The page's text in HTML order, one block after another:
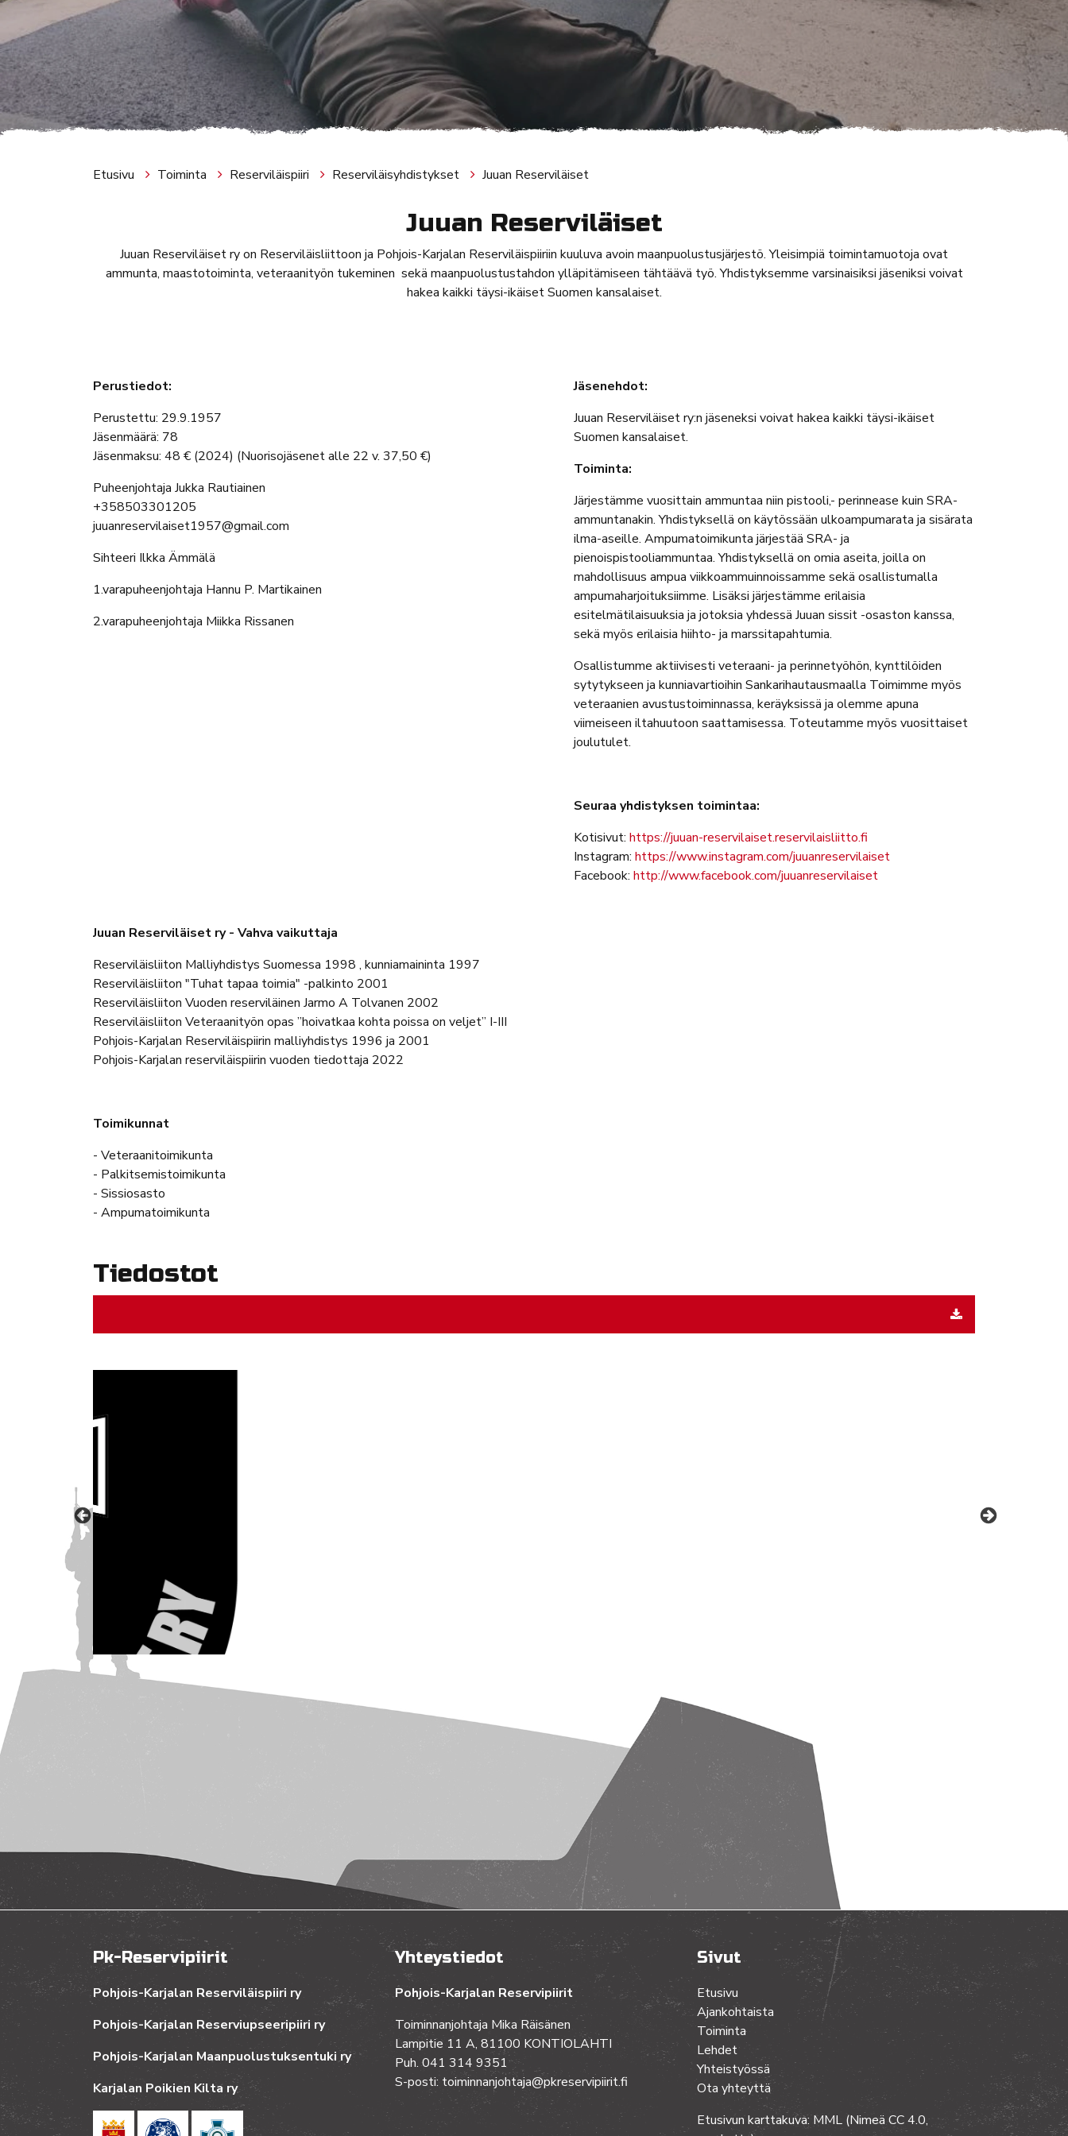
Etusivu Toiminta Reserviläispiiri Reserviläisyhdistykset Juuan Reserviläiset
Juuan Reserviläiset
Juuan Reserviläiset ry on Reserviläisliittoon ja Pohjois-Karjalan Reserviläispiiriin kuuluva avoin maanpuolustusjärjestö. Yleisimpiä toimintamuotoja ovat
ammunta, maastotoiminta, veteraanityön tukeminen sekä maanpuolustustahdon ylläpitämiseen tähtäävä työ. Yhdistyksemme varsinaisiksi jäseniksi voivat
hakea kaikki täysi-ikäiset Suomen kansalaiset.
Perustiedot:
Perustettu: 29.9.1957
Jäsenmäärä: 78
Jäsenmaksu: 48 € (2024) (Nuorisojäsenet alle 22 v. 37,50 €)
Puheenjohtaja Jukka Rautiainen
+358503301205
juuanreservilaiset1957@gmail.com
Sihteeri Ilkka Ämmälä
1.varapuheenjohtaja Hannu P. Martikainen
2.varapuheenjohtaja Miikka Rissanen
Jäsenehdot:
Juuan Reserviläiset ry:n jäseneksi voivat hakea kaikki täysi-ikäiset
Suomen kansalaiset.
Toiminta:
Järjestämme vuosittain ammuntaa niin pistooli,- perinnease kuin SRA-
ammuntanakin. Yhdistyksellä on käytössään ulkoampumarata ja sisärata
ilma-aseille. Ampumatoimikunta järjestää SRA- ja
pienoispistooliammuntaa. Yhdistyksellä on omia aseita, joilla on
mahdollisuus ampua viikkoammuinnoissamme sekä osallistumalla
ampumaharjoituksiimme. Lisäksi järjestämme erilaisia
esitelmätilaisuuksia ja jotoksia yhdessä Juuan sissit -osaston kanssa,
sekä myös erilaisia hiihto- ja marssitapahtumia.
Osallistumme aktiivisesti veteraani- ja perinnetyöhön, kynttilöiden
sytytykseen ja kunniavartioihin Sankarihautausmaalla Toimimme myös
veteraanien avustustoiminnassa, keräyksissä ja olemme apuna
viimeiseen iltahuutoon saattamisessa. Toteutamme myös vuosittaiset
joulutulet.
Seuraa yhdistyksen toimintaa:
Kotisivut: https://juuan-reservilaiset.reservilaisliitto.fi
Instagram: https://www.instagram.com/juuanreservilaiset
Facebook: http://www.facebook.com/juuanreservilaiset
Juuan Reserviläiset ry - Vahva vaikuttaja
Reserviläisliiton Malliyhdistys Suomessa 1998 , kunniamaininta 1997
Reserviläisliiton "Tuhat tapaa toimia" -palkinto 2001
Reserviläisliiton Vuoden reserviläinen Jarmo A Tolvanen 2002
Reserviläisliiton Veteraanityön opas ”hoivatkaa kohta poissa on veljet” I-III
Pohjois-Karjalan Reserviläispiirin malliyhdistys 1996 ja 2001
Pohjois-Karjalan reserviläispiirin vuoden tiedottaja 2022
Toimikunnat
- Veteraanitoimikunta
- Palkitsemistoimikunta
- Sissiosasto
- Ampumatoimikunta
Tiedostot
Pk-Reservipiirit
Pohjois-Karjalan Reserviläispiiri ry
Pohjois-Karjalan Reserviupseeripiiri ry
Pohjois-Karjalan Maanpuolustuksentuki ry
Karjalan Poikien Kilta ry
Yhteystiedot
Pohjois-Karjalan Reservipiirit
Toiminnanjohtaja Mika Räisänen
Lampitie 11 A, 81100 KONTIOLAHTI
Puh. 041 314 9351
S-posti: toiminnanjohtaja@pkreservipiirit.fi
Sivut
Etusivu
Ajankohtaista
Toiminta
Lehdet
Yhteistyössä
Ota yhteyttä
Etusivun karttakuva: MML (Nimeä CC 4.0,